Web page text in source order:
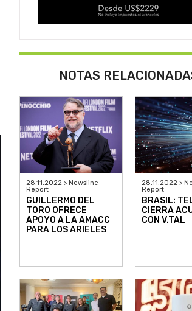
NOTAS
28.11.2022 > Newsline
Report
GUILLERMO DEL
TORO OFRECE
APOYO A LA AMACC
PARA LOS ARIELES
28.11.2022 >
Report
BRASIL:
CIERRA
CON V.TAL